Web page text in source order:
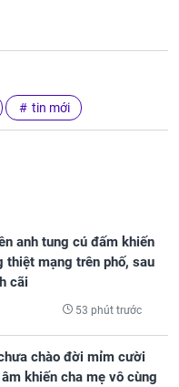
tin mới
anh tung cú đấm khiến
thiệt mạng trên phố, sau
cãi
53 phút trước
chào đời mỉm cười
khiến cha mẹ vô cùng